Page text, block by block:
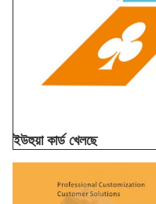
ইউহুয়া কার্ড খেলছে